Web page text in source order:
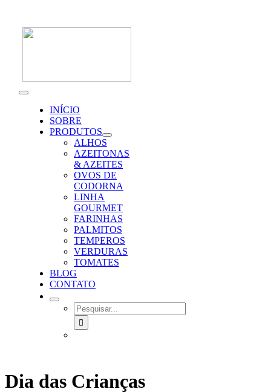
content
Toggle
NavigationINÍCIO
SOBRE
PRODUTOS
ALHOS
AZEITONAS
& AZEITES
OVOS DE
CODORNA
LINHA
GOURMET
FARINHAS
PALMITOS
TEMPEROS
VERDURAS
TOMATES
BLOG
CONTATO
SEARCH
FOR:
Dia das Crianças